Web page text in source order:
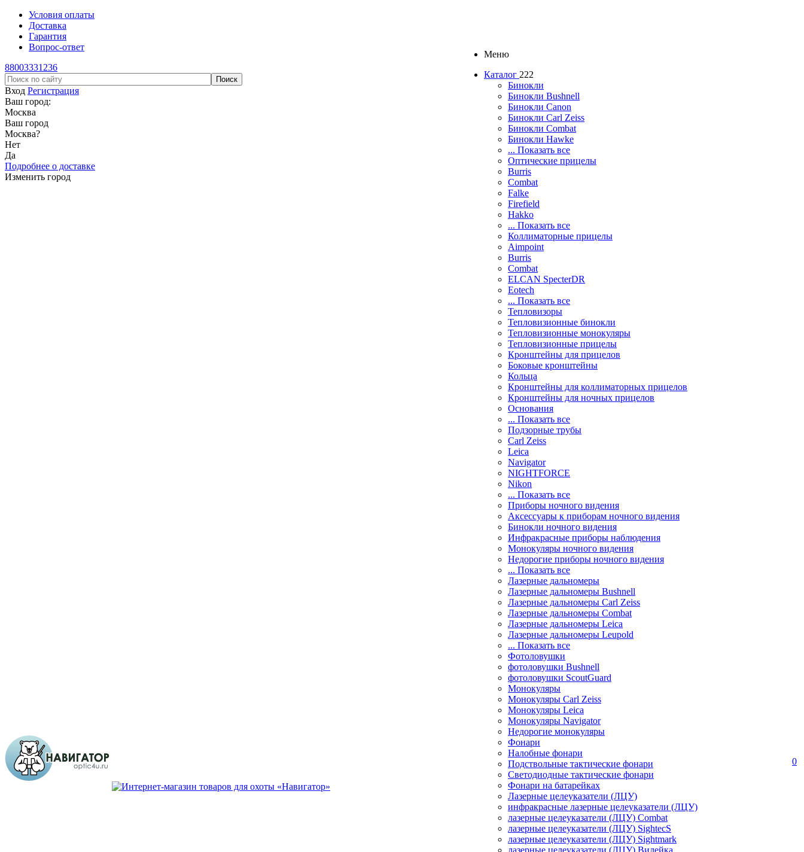
Условия оплаты
Доставка
Гарантия
Вопрос-ответ
88003331236
Вход Регистрация
Ваш город:
Москва
Ваш город
Москва?
Нет
Да
Подробнее о доставке
Изменить город
Меню
Каталог 222
Бинокли
Бинокли Bushnell
Бинокли Canon
Бинокли Carl Zeiss
Бинокли Combat
Бинокли Hawke
... Показать все
Оптические прицелы
Burris
Combat
Falke
Firefield
Hakko
... Показать все
Коллиматорные прицелы
Aimpoint
Burris
Combat
ELCAN SpecterDR
Eotech
... Показать все
Тепловизоры
Тепловизионные бинокли
Тепловизионные монокуляры
Тепловизионные прицелы
Кронштейны для прицелов
Боковые кронштейны
Кольца
Кронштейны для коллиматорных прицелов
Кронштейны для ночных прицелов
Основания
... Показать все
Подзорные трубы
Carl Zeiss
Leica
Navigator
NIGHTFORCE
Nikon
... Показать все
Приборы ночного видения
Аксессуары к приборам ночного видения
Бинокли ночного видения
Инфракрасные приборы наблюдения
Монокуляры ночного видения
Недорогие приборы ночного видения
... Показать все
Лазерные дальномеры
Лазерные дальномеры Bushnell
Лазерные дальномеры Carl Zeiss
Лазерные дальномеры Combat
Лазерные дальномеры Leica
Лазерные дальномеры Leupold
... Показать все
Фотоловушки
фотоловушки Bushnell
фотоловушки ScoutGuard
Монокуляры
Монокуляры Carl Zeiss
Монокуляры Leica
Монокуляры Navigator
Недорогие монокуляры
Фонари
Налобные фонари
Подствольные тактические фонари
Светодиодные тактические фонари
Фонари на батарейках
Лазерные целеуказатели (ЛЦУ)
инфракрасные лазерные целеуказатели (ЛЦУ)
лазерные целеуказатели (ЛЦУ) Combat
лазерные целеуказатели (ЛЦУ) SightecS
лазерные целеуказатели (ЛЦУ) Sightmark
лазерные целеуказатели (ЛЦУ) Вилейка
0